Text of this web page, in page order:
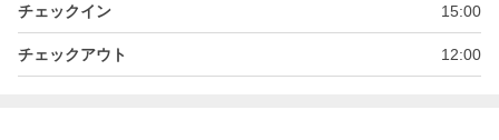
チェックイン 15:00
チェックアウト 12:00